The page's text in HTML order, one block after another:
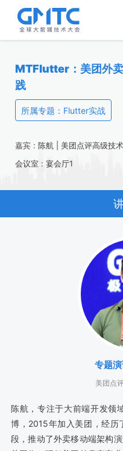
MTFlutter：美团外
践
所属专题：Flutter实战
嘉宾 : 陈航 | 美团点评高级技
会议室 : 宴会厅1
专题演
美团点
陈航，专注于大前端开发领
博，2015年加入美团，经历
段，推动了外卖移动端架构